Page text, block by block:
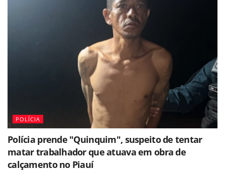
POLÍCIA
Polícia prende "Quinquim", suspeito de tentar
matar trabalhador que atuava em obra de
calçamento no Piauí